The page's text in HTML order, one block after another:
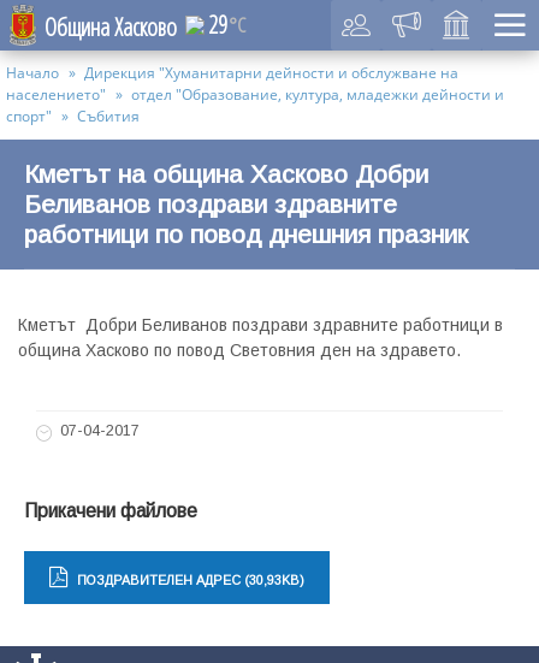
Община Хасково 29°C
Начало
Дирекция "Хуманитарни дейности и обслужване на
населението"
отдел "Образование, култура, младежки дейности и
спорт"
Събития
Кметът на община Хасково Добри
Беливанов поздрави здравните
работници по повод днешния празник
Кметът Добри Беливанов поздрави здравните работници в
община Хасково по повод Световния ден на здравето.
07-04-2017
Прикачени файлове
ПОЗДРАВИТЕЛЕН АДРЕС (30,93KB)